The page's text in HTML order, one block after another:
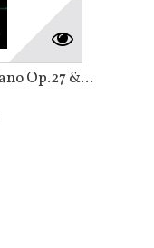
Op.27 &...